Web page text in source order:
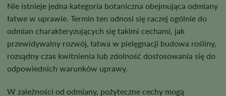
Nie istnieje jedna kategoria botaniczna obejmująca odmiany
łatwe w uprawie. Termin ten odnosi się raczej ogólnie do
odmian charakteryzujących się takimi cechami, jak
przewidywalny rozwój, łatwa w pielęgnacji budowa rośliny,
rozsądny czas kwitnienia lub zdolność dostosowania się do
odpowiednich warunków uprawy.
W zależności od odmiany, pożyteczne cechy mogą